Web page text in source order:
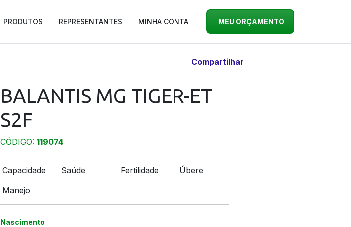
PRODUTOS REPRESENTANTES MINHA CONTA MEU ORÇAMENTO
Compartilhar
BALANTIS MG TIGER-ET
S2F
CÓDIGO: 119074
Capacidade Saúde Fertilidade
Úbere
Manejo
Nascimento